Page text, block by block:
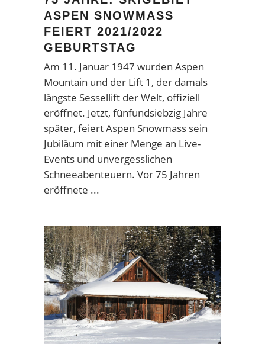
ASPEN SNOWMASS
FEIERT 2021/2022
GEBURTSTAG
Am 11. Januar 1947 wurden Aspen
Mountain und der Lift 1, der damals
längste Sessellift der Welt, offiziell
eröffnet. Jetzt, fünfundsiebzig Jahre
später, feiert Aspen Snowmass sein
Jubiläum mit einer Menge an Live-
Events und unvergesslichen
Schneeabenteuern. Vor 75 Jahren
eröffnete